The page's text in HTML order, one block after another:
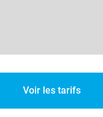
Voir les tarifs